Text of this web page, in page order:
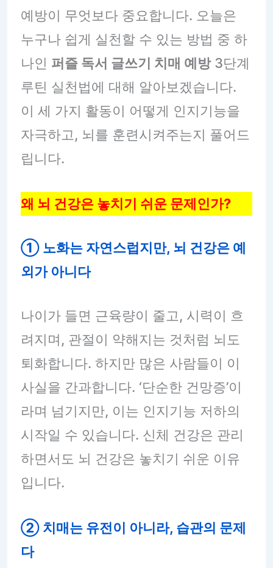
예방이 무엇보다 중요합니다. 오늘은
누구나 쉽게 실천할 수 있는 방법 중 하
나인 퍼즐 독서 글쓰기 치매 예방3단계
루틴 실천법에 대해 알아보겠습니다.
이 세 가지 활동이 어떻게 인지기능을
자극하고, 뇌를 훈련시켜주는지 풀어드
립니다.
왜 뇌 건강은 놓치기 쉬운 문제인가?
① 노화는 자연스럽지만, 뇌 건강은 예
외가 아니다
나이가 들면 근육량이 줄고, 시력이 흐
려지며, 관절이 약해지는 것처럼 뇌도
퇴화합니다. 하지만 많은 사람들이 이
사실을 간과합니다. ‘단순한 건망증’이
라며 넘기지만, 이는 인지기능 저하의
시작일 수 있습니다. 신체 건강은 관리
하면서도 뇌 건강은 놓치기 쉬운 이유
입니다.
② 치매는 유전이 아니라, 습관의 문제
다